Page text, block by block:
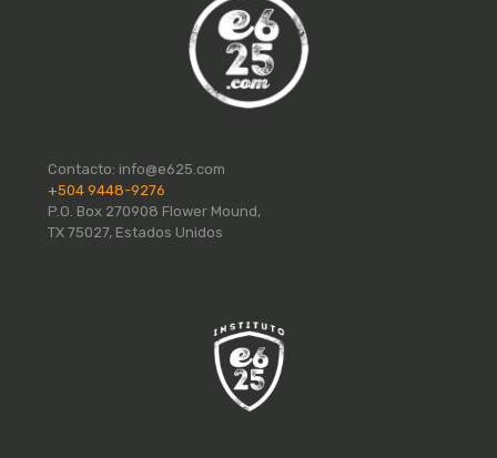
Contacto: info@e625.com
+504 9448-9276
P.O. Box 270908 Flower Mound,
TX 75027, Estados Unidos